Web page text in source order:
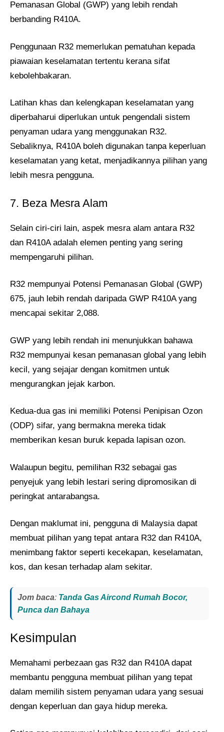
Pemanasan Global (GWP) yang lebih rendah
berbanding R410A.
Penggunaan R32 memerlukan pematuhan kepada
piawaian keselamatan tertentu kerana sifat
kebolehbakaran.
Latihan khas dan kelengkapan keselamatan yang
diperbaharui diperlukan untuk pengendali sistem
penyaman udara yang menggunakan R32.
Sebaliknya, R410A boleh digunakan tanpa keperluan
keselamatan yang ketat, menjadikannya pilihan yang
lebih mesra pengguna.
7. Beza Mesra Alam
Selain ciri-ciri lain, aspek mesra alam antara R32
dan R410A adalah elemen penting yang sering
mempengaruhi pilihan.
R32 mempunyai Potensi Pemanasan Global (GWP)
675, jauh lebih rendah daripada GWP R410A yang
mencapai sekitar 2,088.
GWP yang lebih rendah ini menunjukkan bahawa
R32 mempunyai kesan pemanasan global yang lebih
kecil, yang sejajar dengan komitmen untuk
mengurangkan jejak karbon.
Kedua-dua gas ini memiliki Potensi Penipisan Ozon
(ODP) sifar, yang bermakna mereka tidak
memberikan kesan buruk kepada lapisan ozon.
Walaupun begitu, pemilihan R32 sebagai gas
penyejuk yang lebih lestari sering dipromosikan di
peringkat antarabangsa.
Dengan maklumat ini, pengguna di Malaysia dapat
membuat pilihan yang tepat antara R32 dan R410A,
menimbang faktor seperti kecekapan, keselamatan,
kos, dan kesan terhadap alam sekitar.
Jom baca: Tanda Gas Aircond Rumah Bocor,
Punca dan Bahaya
Kesimpulan
Memahami perbezaan gas R32 dan R410A dapat
membantu pengguna membuat pilihan yang tepat
dalam memilih sistem penyaman udara yang sesuai
dengan keperluan dan gaya hidup mereka.